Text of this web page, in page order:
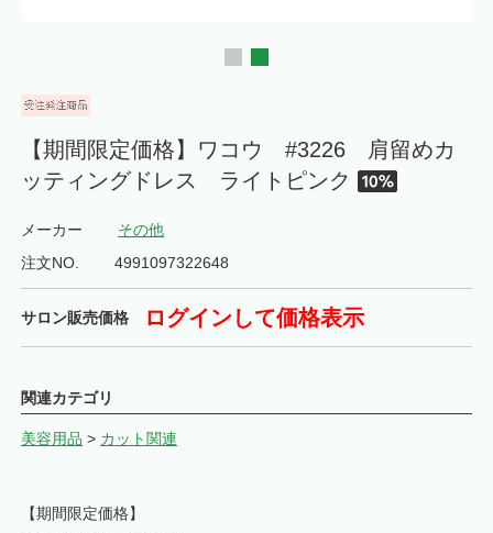
【期間限定価格】ワコウ #3226 肩留めカ
ッティングドレス ライトピンク
メーカー
その他
注文NO.
4991097322648
サロン販売価格 ログインして価格表示
関連カテゴリ
美容用品 > カット関連
【期間限定価格】